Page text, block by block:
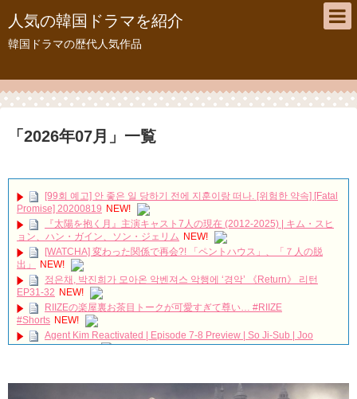
人気の韓国ドラマを紹介
韓国ドラマの歴代人気作品
「 2026年07月 」 一覧
[99회 예고] 안 좋은 일 당하기 전에 지훈이랑 떠나. [위험한 약속] [Fatal
Promise] 20200819 NEW!
『太陽を抱く月』主演キャスト7人の現在 (2012-2025) | キム・スヒ
ョン、ハン・ガイン、ソン・ジェリム NEW!
[WATCHA] 変わった関係で再会?! 「ペントハウス」、「７人の脱
出」
NEW!
정은채, 박진희가 모아온 악벤져스 악행에 ‘경악’ 《Return》 리턴
EP31-32 NEW!
RIIZEの楽屋裏お茶目トークが可愛すぎて尊い… #RIIZE
#Shorts NEW!
Agent Kim Reactivated | Episode 7-8 Preview | So Ji-Sub | Joo
Sang-wook NEW!